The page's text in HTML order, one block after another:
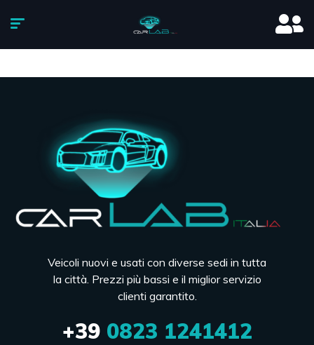
Veicoli nuovi e usati con diverse sedi in tutta
la città. Prezzi più bassi e il miglior servizio
clienti garantito.
+390823 1241412